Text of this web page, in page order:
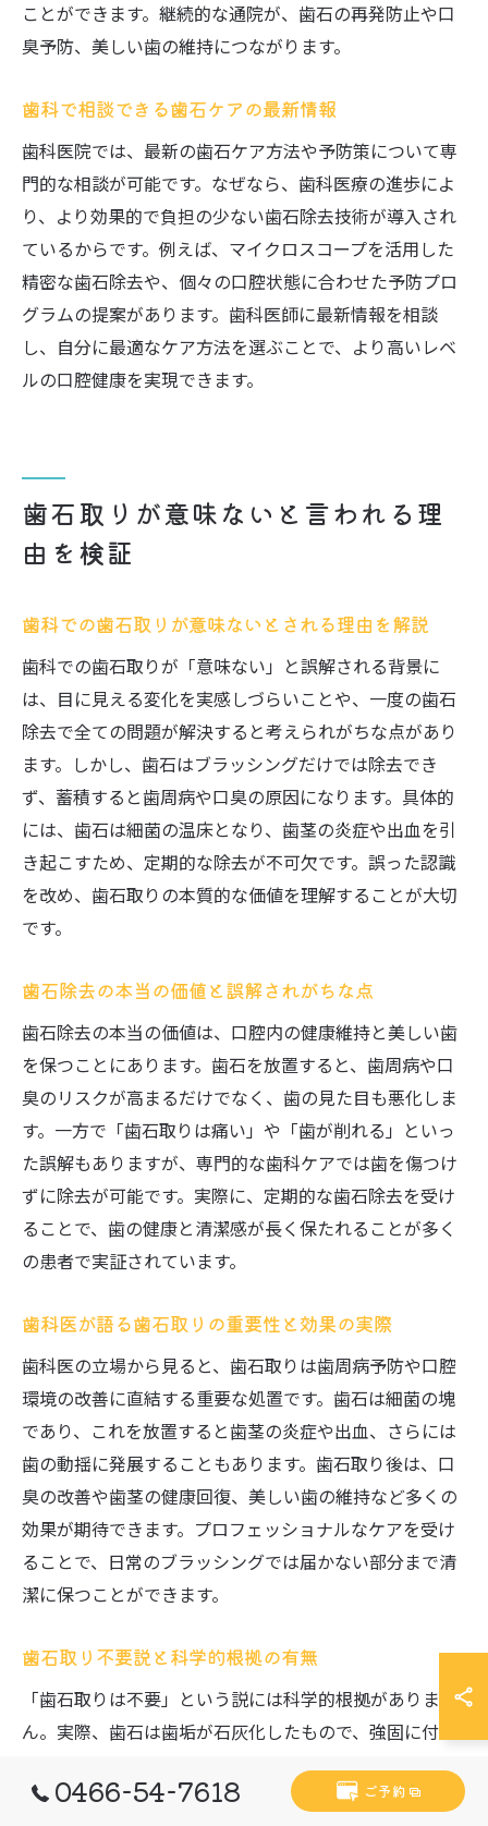
ことができます。継続的な通院が、歯石の再発防止や口
臭予防、美しい歯の維持につながります。
歯科で相談できる歯石ケアの最新情報
歯科医院では、最新の歯石ケア方法や予防策について専
門的な相談が可能です。なぜなら、歯科医療の進歩によ
り、より効果的で負担の少ない歯石除去技術が導入され
ているからです。例えば、マイクロスコープを活用した
精密な歯石除去や、個々の口腔状態に合わせた予防プロ
グラムの提案があります。歯科医師に最新情報を相談
し、自分に最適なケア方法を選ぶことで、より高いレベ
ルの口腔健康を実現できます。
歯石取りが意味ないと言われる理
由を検証
歯科での歯石取りが意味ないとされる理由を解説
歯科での歯石取りが「意味ない」と誤解される背景に
は、目に見える変化を実感しづらいことや、一度の歯石
除去で全ての問題が解決すると考えられがちな点があり
ます。しかし、歯石はブラッシングだけでは除去でき
ず、蓄積すると歯周病や口臭の原因になります。具体的
には、歯石は細菌の温床となり、歯茎の炎症や出血を引
き起こすため、定期的な除去が不可欠です。誤った認識
を改め、歯石取りの本質的な価値を理解することが大切
です。
歯石除去の本当の価値と誤解されがちな点
歯石除去の本当の価値は、口腔内の健康維持と美しい歯
を保つことにあります。歯石を放置すると、歯周病や口
臭のリスクが高まるだけでなく、歯の見た目も悪化しま
す。一方で「歯石取りは痛い」や「歯が削れる」といっ
た誤解もありますが、専門的な歯科ケアでは歯を傷つけ
ずに除去が可能です。実際に、定期的な歯石除去を受け
ることで、歯の健康と清潔感が長く保たれることが多く
の患者で実証されています。
歯科医が語る歯石取りの重要性と効果の実際
歯科医の立場から見ると、歯石取りは歯周病予防や口腔
環境の改善に直結する重要な処置です。歯石は細菌の塊
であり、これを放置すると歯茎の炎症や出血、さらには
歯の動揺に発展することもあります。歯石取り後は、口
臭の改善や歯茎の健康回復、美しい歯の維持など多くの
効果が期待できます。プロフェッショナルなケアを受け
ることで、日常のブラッシングでは届かない部分まで清
潔に保つことができます。
歯石取り不要説と科学的根拠の有無
「歯石取りは不要」という説には科学的根拠がありませ
ん。実際、歯石は歯垢が石灰化したもので、強固に付着
し自力での除去は困難です。歯石が残ると細菌が繁殖し
やすくなり、歯周病や口臭のリスクが高まります。歯科
0466-54-7618 ご予約